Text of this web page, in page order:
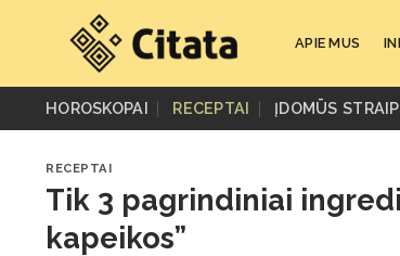
APIE MUS
HOROSKOPAI RECEPTAI ĮDOMŪS
RECEPTAI
Tik 3 pagrindiniai
kapeikos”